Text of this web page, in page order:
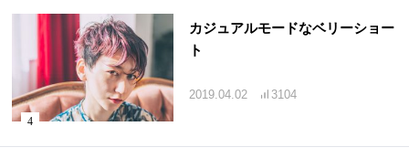
カジュアルモードなベリーショー
ト
2019.04.02 3104